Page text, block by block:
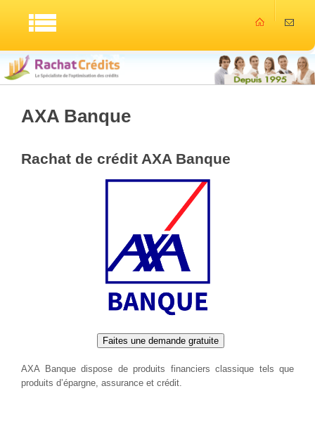
AXA Banque
Rachat de crédit AXA Banque
AXA Banque dispose de produits financiers classique tels que
produits d’épargne, assurance et crédit.